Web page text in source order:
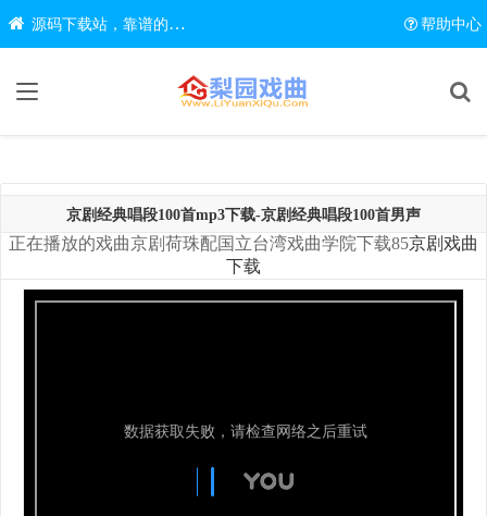
源码下载站，靠谱的源码在线下载网站 帮助中心
京剧经典唱段100首mp3下载-京剧经典唱段100首男声
正在播放的戏曲京剧荷珠配国立台湾戏曲学院下载85京剧戏曲
下载